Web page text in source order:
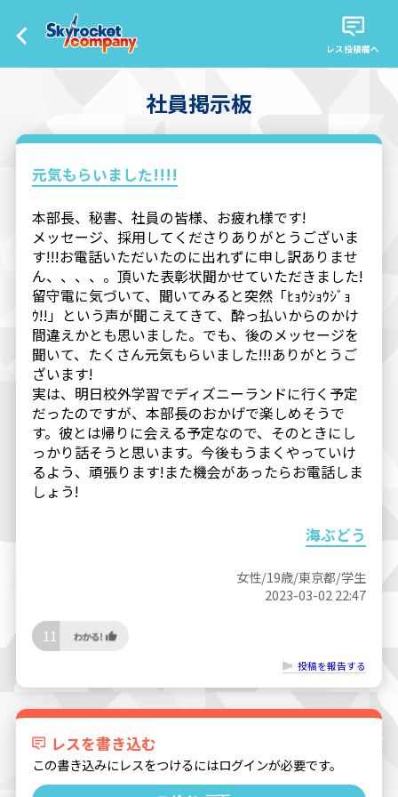
レス投稿欄へ
社員掲示板
元気もらいました!!!!
本部長、秘書、社員の皆様、お疲れ様です!
メッセージ、採用してくださりありがとうございま
す!!!お電話いただいたのに出れずに申し訳ありませ
ん、、、、。頂いた表彰状聞かせていただきました!
留守電に気づいて、聞いてみると突然「ﾋｮｳｼｮｳｼﾞｮ
ｳ!!」という声が聞こえてきて、酔っ払いからのかけ
間違えかとも思いました。でも、後のメッセージを
聞いて、たくさん元気もらいました!!!ありがとうご
ざいます!
実は、明日校外学習でディズニーランドに行く予定
だったのですが、本部長のおかげで楽しめそうで
す。彼とは帰りに会える予定なので、そのときにし
っかり話そうと思います。今後もうまくやっていけ
るよう、頑張ります!また機会があったらお電話しま
しょう!
海ぶどう
女性/19歳/東京都/学生
2023-03-02 22:47
11
投稿を報告する
レスを書き込む
この書き込みにレスをつけるにはログインが必要です。